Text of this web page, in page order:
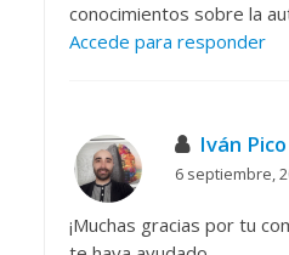
conocimientos sobre la
Accede para responder
Iván Pico
6 septiembre,
¡Muchas gracias por tu